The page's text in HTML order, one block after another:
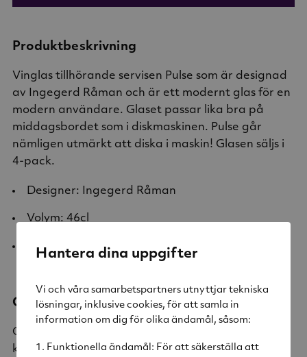
Hantera dina uppgifter
Vi och våra samarbetspartners utnyttjar tekniska
lösningar, inklusive cookies, för att samla in
information om dig för olika ändamål, såsom:
Funktionella ändamål: För att säkerställa att
Produktbeskrivning
Vinglas tillhörande servisen Pulse som är designad
av Ingegerd Råman och är ett modernt glas för en
modern användare. Glaset passar lika bra på
middagsbordet som i diskmaskinen. Pulse går
nämligen utmärkt att diska i maskin! Glasen säljs i
4-pack.
Designer: Ingegerd Råman
Volym: 46cl
Färg: Klar
Om Orrefors
Orrefors producerar sedan 1898 bruksglas och
konstglas i kristall. På glasbruket i Småland